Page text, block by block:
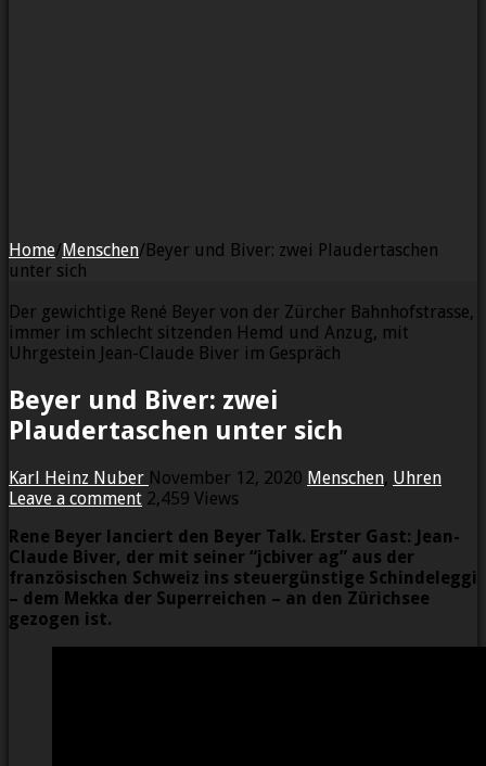
Home/Menschen/Beyer und Biver: zwei Plaudertaschen
unter sich
Der gewichtige René Beyer von der Zürcher Bahnhofstrasse,
immer im schlecht sitzenden Hemd und Anzug, mit
Uhrgestein Jean-Claude Biver im Gespräch
Beyer und Biver: zwei
Plaudertaschen unter sich
Karl Heinz Nuber November 12, 2020 Menschen, Uhren
Leave a comment 2,459 Views
Rene Beyer lanciert den Beyer Talk. Erster Gast: Jean-
Claude Biver, der mit seiner “jcbiver ag” aus der
französischen Schweiz ins steuergünstige Schindeleggi
– dem Mekka der Superreichen – an den Zürichsee
gezogen ist.